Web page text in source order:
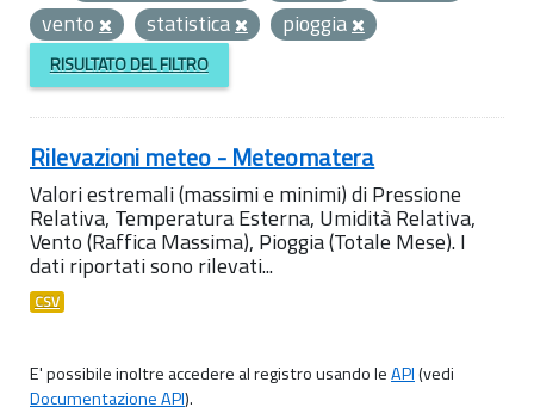
vento
statistica pioggia
RISULTATO DEL FILTRO
Rilevazioni meteo - Meteomatera
Valori estremali (massimi e minimi) di Pressione
Relativa, Temperatura Esterna, Umidità Relativa,
Vento (Raffica Massima), Pioggia (Totale Mese). I
dati riportati sono rilevati...
CSV
E' possibile inoltre accedere al registro usando leAPI(vedi
Documentazione API).